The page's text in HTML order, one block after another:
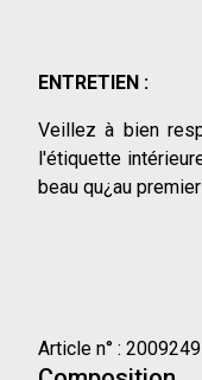
ENTRETIEN :
Veillez à bien
l'étiquette
beau qu¿au premier
Article n° :